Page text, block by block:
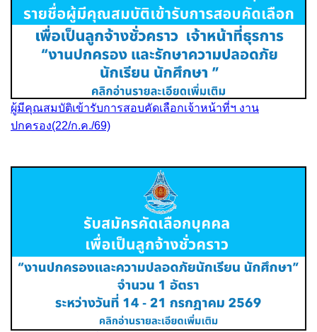
ผู้มีคุณสมบัติเข้ารับการสอบคัดเลือกเจ้าหน้าที่ฯ งาน
ปกครอง(22/ก.ค./69)